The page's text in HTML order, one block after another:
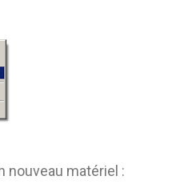
nouveau matériel :